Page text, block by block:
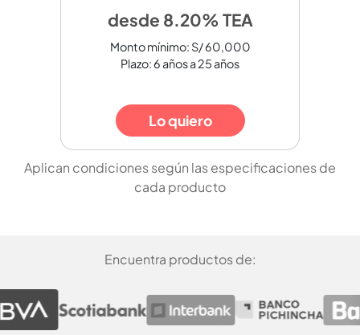
desde 8.20% TEA
Monto mínimo: S/ 60,000
Plazo: 6 años a 25 años
Lo quiero
Aplican condiciones según las especificaciones de
cada producto
Encuentra productos de: